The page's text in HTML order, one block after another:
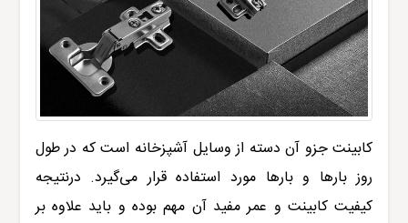
کابینت جزو آن دسته از وسایل آشپزخانه است که در طول
روز بارها و بارها مورد استفاده قرار می‌گیرد. درنتیجه
کیفیت کابینت و عمر مفید آن مهم بوده و باید علاوه بر